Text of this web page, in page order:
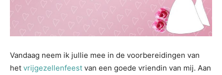
Vandaag neem ik jullie mee in de voorbereidingen van
het vrijgezellenfeest van een goede vriendin van mij. Aan